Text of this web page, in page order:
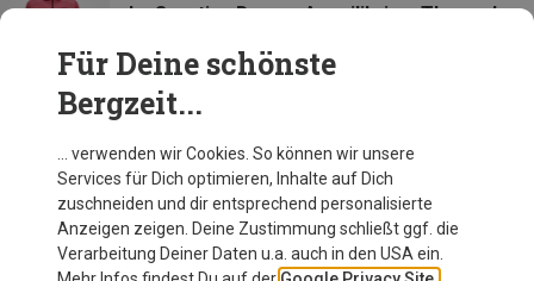
La Sportiva Damen Aequilibrium Thermal
Zur Produktseite
Für Deine schönste
Bergzeit...
… verwenden wir Cookies. So können wir unsere
Services für Dich optimieren, Inhalte auf Dich
zuschneiden und dir entsprechend personalisierte
Anzeigen zeigen. Deine Zustimmung schließt ggf. die
Verarbeitung Deiner Daten u.a. auch in den USA ein.